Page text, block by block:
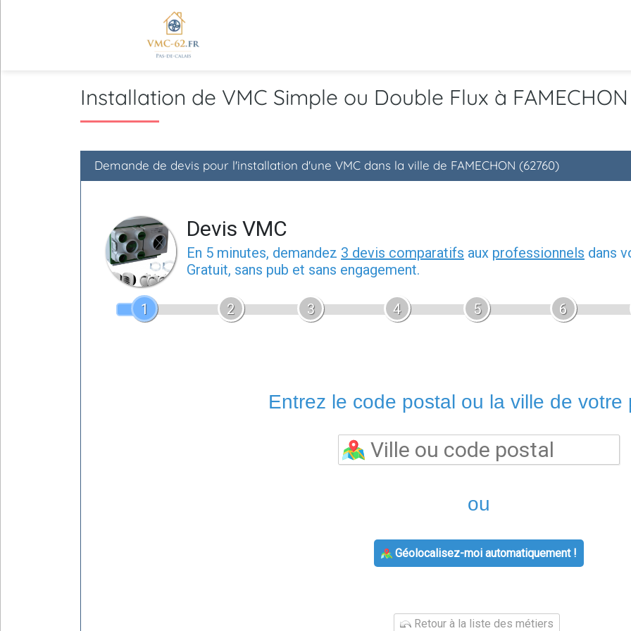
Installation de VMC Simple ou Double Flux à
Demande de devis pour l'installation d'une VMC dans la ville de FAMECHON (62760)
Devis VMC
En 5 minutes, demandez 3 devis comparatifs aux professionnels dans
Gratuit, sans pub et sans engagement.
1 2 3 4 5 6
Entrez le code postal ou la ville de votre
ou
Géolocalisez-moi automatiquement !
Retour à la liste des métiers